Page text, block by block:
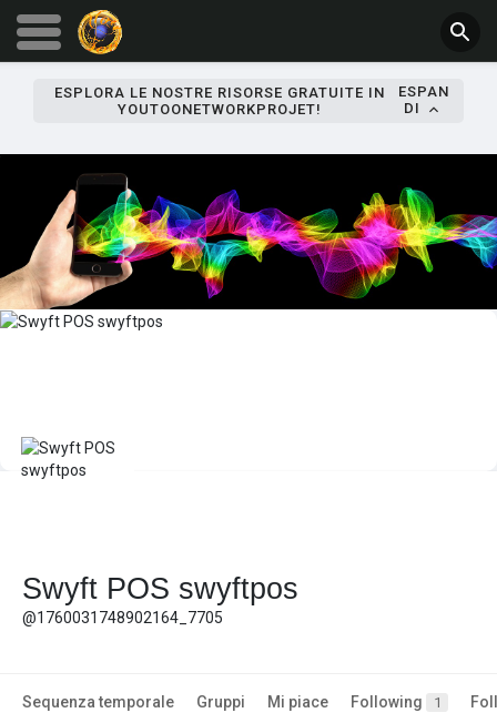
ESPLORA LE NOSTRE RISORSE GRATUITE IN
YOUTOONETWORKPROJET!
ESPAN
DI
Swyft POS swyftpos
@1760031748902164_7705
Sequenza temporale Gruppi Mi piace Following 1